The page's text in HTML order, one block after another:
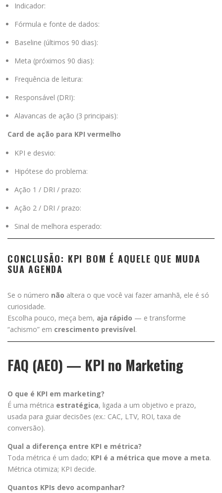
Indicador:
Fórmula e fonte de dados:
Baseline (últimos 90 dias):
Meta (próximos 90 dias):
Frequência de leitura:
Responsável (DRI):
Alavancas de ação (3 principais):
Card de ação para KPI vermelho
KPI e desvio:
Hipótese do problema:
Ação 1 / DRI / prazo:
Ação 2 / DRI / prazo:
Sinal de melhora esperado:
CONCLUSÃO: KPI BOM É AQUELE QUE MUDA
SUA AGENDA
Se o número não altera o que você vai fazer amanhã, ele é só
curiosidade.
Escolha pouco, meça bem, aja rápido — e transforme
“achismo” em crescimento previsível.
FAQ (AEO) — KPI no Marketing
O que é KPI em marketing?
É uma métrica estratégica, ligada a um objetivo e prazo,
usada para guiar decisões (ex.: CAC, LTV, ROI, taxa de
conversão).
Qual a diferença entre KPI e métrica?
Toda métrica é um dado; KPI é a métrica que move a meta.
Métrica otimiza; KPI decide.
Quantos KPIs devo acompanhar?